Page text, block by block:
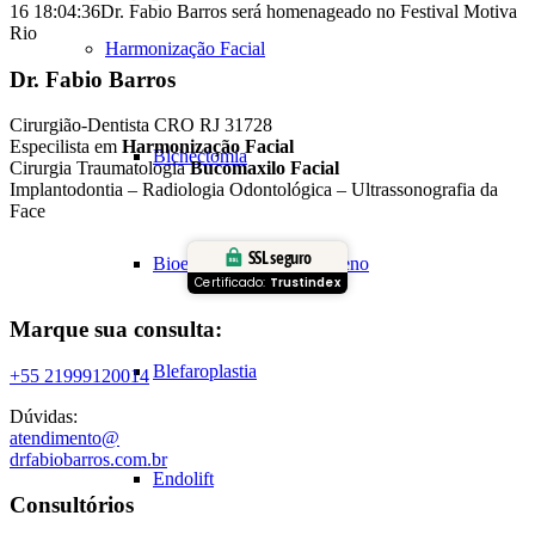
Harmonização Facial
Bichectomia
Bioestimulação de Colágeno
Blefaroplastia
Endolift
16 18:04:36Dr. Fabio Barros será homenageado no Festival Motiva
Rio
Dr. Fabio Barros
Cirurgião-Dentista CRO RJ 31728
Especilista em Harmonização Facial
Cirurgia TraumatologiaBucomaxilo Facial
Implantodontia – Radiologia Odontológica – Ultrassonografia da
Face
SSL seguro
Certificado: Trustindex
Marque sua consulta:
+55 21999120014
Dúvidas:
atendimento@
drfabiobarros.com.br
Consultórios